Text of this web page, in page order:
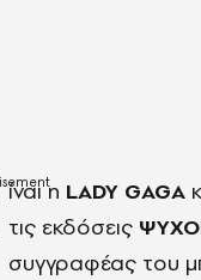
ίναι η LADY GAGA
τις εκδόσεις
συγγραφέας του